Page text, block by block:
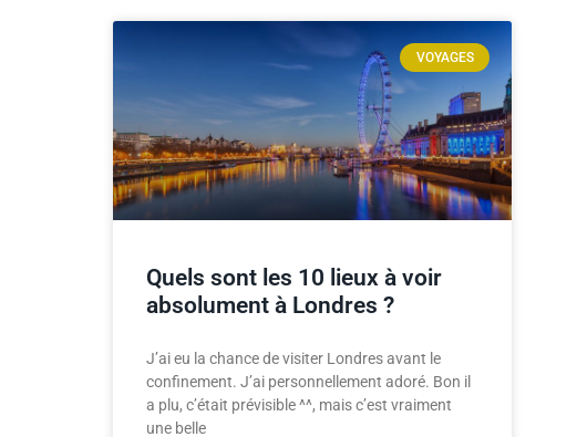
VOYAGES
Quels sont les 10 lieux à voir
absolument à Londres ?
J’ai eu la chance de visiter Londres avant le
confinement. J’ai personnellement adoré. Bon il
a plu, c’était prévisible ^^, mais c’est vraiment
une belle